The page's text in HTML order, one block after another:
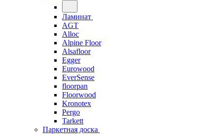
Ламинат
AGT
Alloc
Alpine Floor
Alsafloor
Egger
Eurowood
EverSense
floorpan
Floorwood
Kronotex
Pergo
Tarkett
Паркетная доска